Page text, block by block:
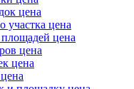
цена
участка цена
цена
цена
цена